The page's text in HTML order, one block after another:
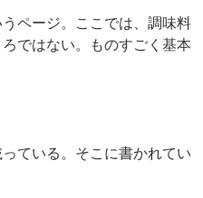
ページ。ここでは、調味料
ではない。ものすごく基本
ている。そこに書かれてい